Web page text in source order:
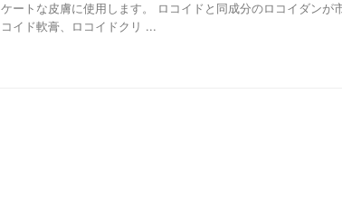
ケートな皮膚に使用します。 ロコイドと同成分のロコイダン
コイド軟膏、ロコイドクリ ...